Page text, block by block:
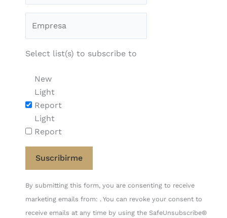
Select list(s) to subscribe to
New
Light
Report
Light
Report
Constant
Contact
Use.
By submitting this form, you are consenting to receive
marketing emails from: . You can revoke your consent to
receive emails at any time by using the SafeUnsubscribe®